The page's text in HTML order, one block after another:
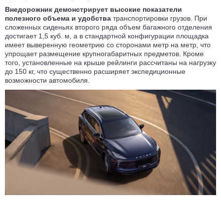
Внедорожник демонстрирует высокие показатели
полезного объема и удобства транспортировки грузов. При
сложенных сиденьях второго ряда объем багажного отделения
достигает 1,5 куб. м, а в стандартной конфигурации площадка
имеет выверенную геометрию со сторонами метр на метр, что
упрощает размещение крупногабаритных предметов. Кроме
того, установленные на крыше рейлинги рассчитаны на нагрузку
до 150 кг, что существенно расширяет экспедиционные
возможности автомобиля.